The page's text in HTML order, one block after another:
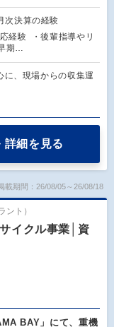
次決算の経験
経験 ・後輩指導やリ
期…
に、現場からの収集運
詳細を見る
載期間：26/08/05～26/08/18
ント）
イクル事業│資
BAY」にて、重機